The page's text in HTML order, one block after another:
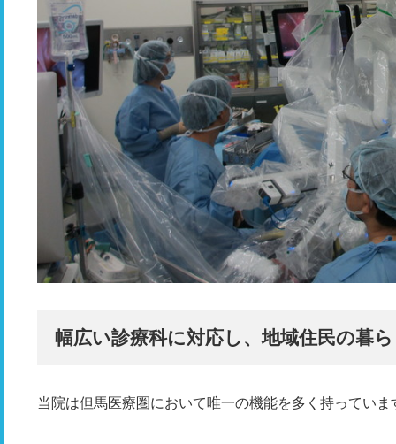
幅広い診療科に対応し、地域住民の暮
当院は但馬医療圏において唯一の機能を多く持っていま